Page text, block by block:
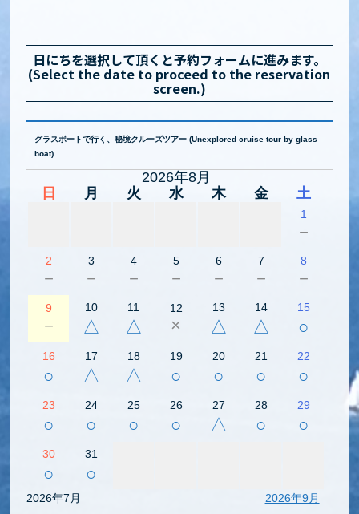
日にちを選択して頂くと予約フォームに進みます。
(Select the date to proceed to the reservation
screen.)
グラスボートで行く、秘境クルーズツアー (Unexplored cruise tour by glass
boat)
2026年8月
日
月 火 水 木 金 土
1
－
2
－
3
－
4
－
5
－
6
－
7
－
8
－
9
－
10
△
11
△
12
×
13
△
14
△
15
○
16
○
17
△
18
△
19
○
20
○
21
○
22
○
23
○
24
○
25
○
26
○
27
△
28
○
29
○
30
○
31
○
2026年7月 2026年9月